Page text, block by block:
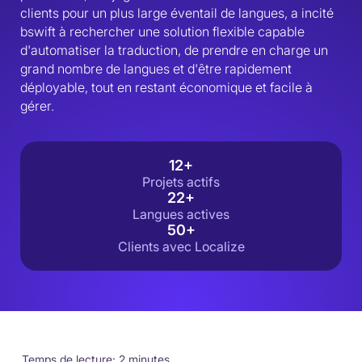
clients pour un plus large éventail de langues, a incité
bswift à rechercher une solution flexible capable
d'automatiser la traduction, de prendre en charge un
grand nombre de langues et d'être rapidement
déployable, tout en restant économique et facile à
gérer.
12+
Projets actifs
22+
Langues actives
50+
Clients avec Localize
Temps de lecture: 2 minutes